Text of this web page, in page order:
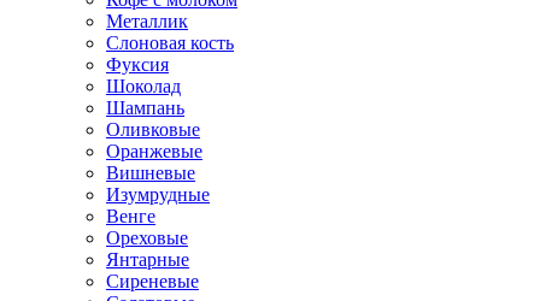
Металлик
Слоновая кость
Фуксия
Шоколад
Шампань
Оливковые
Оранжевые
Вишневые
Изумрудные
Венге
Ореховые
Янтарные
Сиреневые